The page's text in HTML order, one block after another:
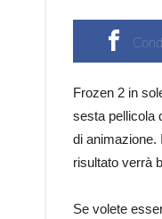
Frozen 2 in
sesta pellicola
di animazione.
risultato verrà
Se volete